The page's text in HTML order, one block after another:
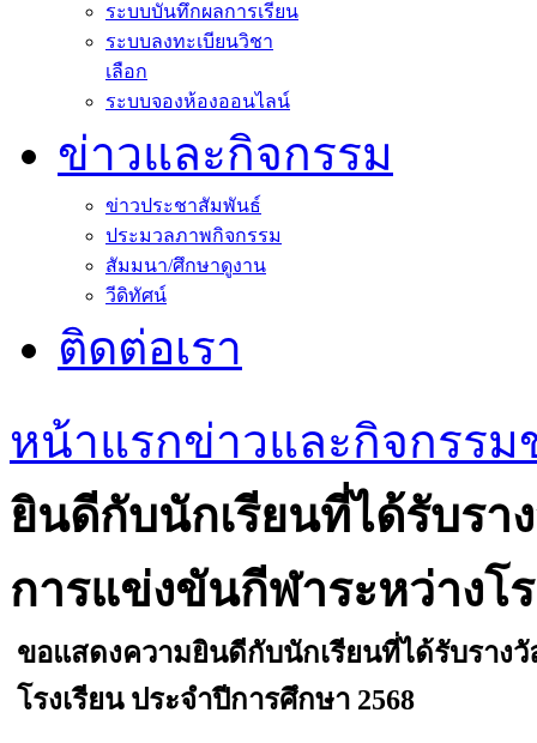
ระบบบันทึกผลการเรียน
ระบบลงทะเบียนวิชา
เลือก
ระบบจองห้องออนไลน์
ข่าวและกิจกรรม
ข่าวประชาสัมพันธ์
ประมวลภาพกิจกรรม
สัมมนา/ศึกษาดูงาน
วีดิทัศน์
ติดต่อเรา
หน้าแรกข่าวและกิจกรรม
ยินดีกับนักเรียนที่ได้รับร
การแข่งขันกีฬาระหว่างโ
ขอแสดงความยินดีกับนักเรียนที่ได้รับราง
โรงเรียน ประจำปีการศึกษา 2568